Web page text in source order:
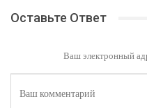
Оставьте Ответ
Ваш электронный